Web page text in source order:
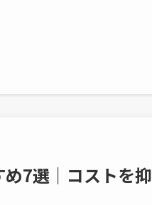
7選｜コストを